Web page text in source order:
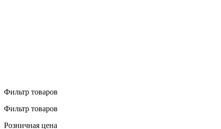
Фильтр товаров
Фильтр товаров
Розничная цена